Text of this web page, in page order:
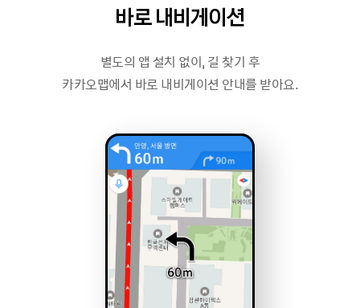
바로 내비게이션
별도의 앱 설치 없이, 길 찾기 후
카카오맵에서 바로 내비게이션 안내를 받아요.